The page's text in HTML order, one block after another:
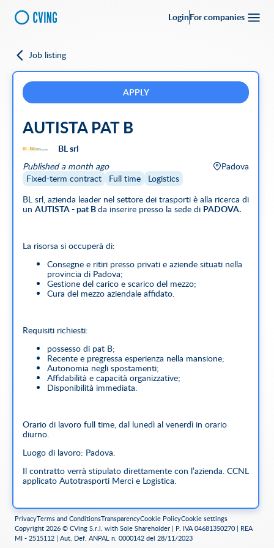
LoginFor companies
Full-time Full Remote CVing Referral
City
Featured companies
Go back
Job listing
APPLY
AUTISTA PAT B
BL srl
Published a month ago
Padova
Fixed-term contract
Full time
Logistics
BL srl, azienda leader nel settore dei trasporti è alla ricerca di
un AUTISTA - pat Bda inserire presso la sede di PADOVA.
La risorsa si occuperà di:
Consegne e ritiri presso privati e aziende situati nella
provincia di Padova;
Gestione del carico e scarico del mezzo;
Cura del mezzo aziendale affidato.
Requisiti richiesti:
possesso di pat B;
Recente e pregressa esperienza nella mansione;
Autonomia negli spostamenti;
Affidabilità e capacità organizzative;
Disponibilità immediata.
Orario di lavoro full time, dal lunedì al venerdì in orario
diurno.
Luogo di lavoro: Padova.
Il contratto verrà stipulato direttamente con l’azienda. CCNL
applicato Autotrasporti Merci e Logistica.
Company
La nostra missione è quella di offrire un servizio completo
gestendo tutte le tipologie di trasporto, dai servizi di corriere
PrivacyTerms and ConditionsTransparencyCookie PolicyCookie settings
Copyright 2026 © CVing S.r.l. with Sole Shareholder | P. IVA 04681350270 | REA
MI - 2515112 | Aut. Def. ANPAL n. 0000142 del 28/11/2023